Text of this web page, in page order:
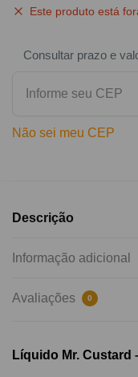
Este produto está
Consultar prazo e
Não sei meu CEP
Descrição
Informação adicional
Avaliações 0
Líquido Mr. Custard